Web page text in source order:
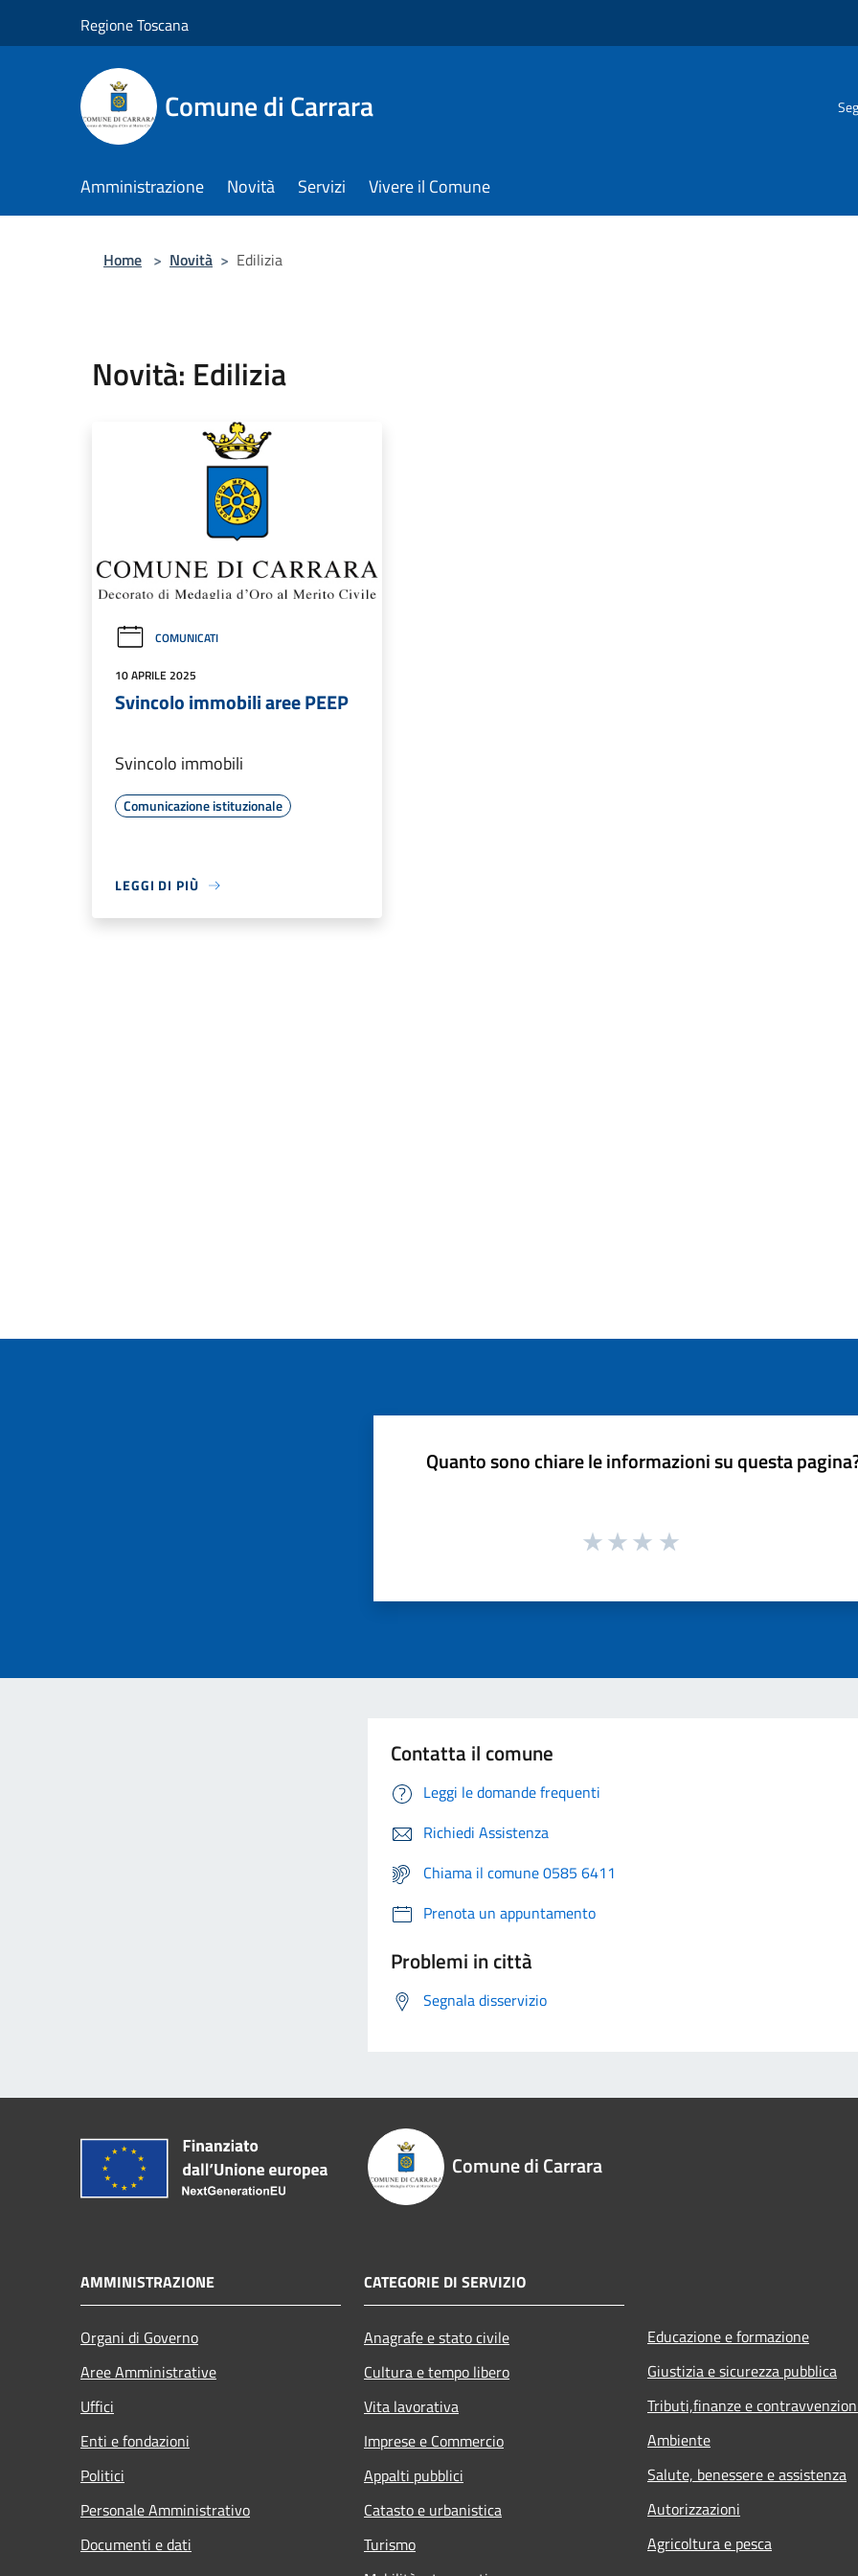
Regione Toscana
Comune di Carrara
Amministrazione Novità Servizi Vivere il Comune
Home > Novità > Edilizia
Novità: Edilizia
COMUNICATI
10 APRILE 2025
Svincolo immobili aree PEEP
Svincolo immobili
Comunicazione istituzionale
LEGGI DI PIÙ
Quanto sono chiare le informazioni su questa
Contatta il comune
Leggi le domande frequenti
Richiedi Assistenza
Chiama il comune 0585 6411
Prenota un appuntamento
Problemi in città
Segnala disservizio
Comune di Carrara
AMMINISTRAZIONE
Organi di Governo
Aree Amministrative
Uffici
Enti e fondazioni
Politici
Personale Amministrativo
Documenti e dati
CATEGORIE DI SERVIZIO
Anagrafe e stato civile
Cultura e tempo libero
Vita lavorativa
Imprese e Commercio
Appalti pubblici
Catasto e urbanistica
Turismo
Educazione e formazione
Giustizia e sicurezza pubblica
Tributi,finanze e
Ambiente
Salute, benessere e assistenza
Autorizzazioni
Agricoltura e pesca